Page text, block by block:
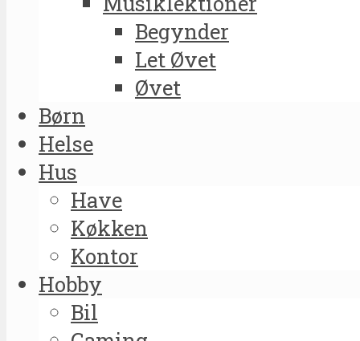
Begynder
Let Øvet
Øvet
Børn
Helse
Hus
Have
Køkken
Kontor
Hobby
Bil